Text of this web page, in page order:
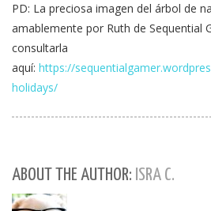
PD: La preciosa imagen del árbol de
amablemente por Ruth de Sequential
consultarla
aquí: https://
holidays/
ABOUT THE AUTHOR: ISRA C.